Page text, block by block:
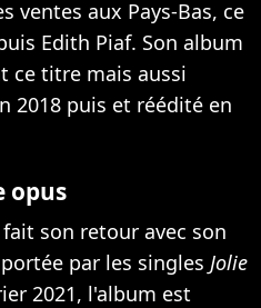
ventes aux Pays-Bas, ce
Edith Piaf. Son album
ce titre mais aussi
2018 puis et réédité en
opus
son retour avec son
par les singles Jolie
2021, l'album est